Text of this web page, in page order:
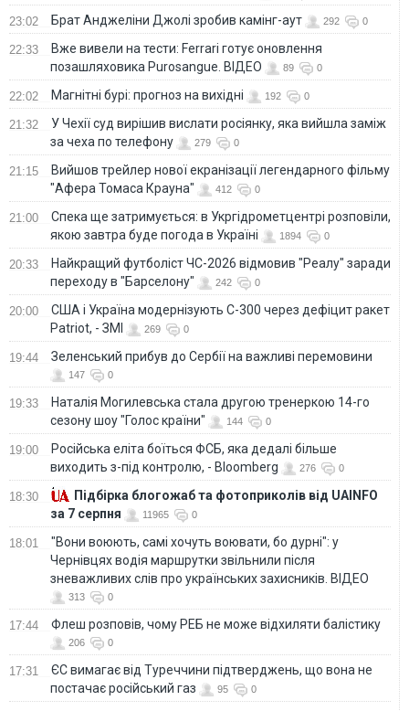
23:02 Брат Анджеліни Джолі зробив камінг-аут 292 0
22:33
Вже вивели на тести: Ferrari готує оновлення
позашляховика Purosangue. ВІДЕО
89 0
22:02 Магнітні бурі: прогноз на вихідні 192 0
21:32
У Чехії суд вирішив вислати росіянку, яка вийшла заміж
за чеха по телефону
279 0
21:15
Вийшов трейлер нової екранізації легендарного фільму
"Афера Томаса Крауна"
412 0
21:00
Спека ще затримується: в Укргідрометцентрі розповіли,
якою завтра буде погода в Україні
1894 0
20:33
Найкращий футболіст ЧС-2026 відмовив "Реалу" заради
переходу в "Барселону"
242 0
20:00
США і Україна модернізують С-300 через дефіцит ракет
Patriot, - ЗМІ
269 0
19:44 Зеленський прибув до Сербії на важливі перемовини
147 0
19:33
Наталія Могилевська стала другою тренеркою 14-го
сезону шоу "Голос країни"
144 0
19:00
Російська еліта боїться ФСБ, яка дедалі більше
виходить з-під контролю, - Bloomberg
276 0
18:30
Підбірка блогожаб та фотоприколів від UAINFO
за 7 серпня
11965 0
18:01
"Вони воюють, самі хочуть воювати, бо дурні": у
Чернівцях водія маршрутки звільнили після
зневажливих слів про українських захисників. ВІДЕО
313 0
17:44 Флеш розповів, чому РЕБ не може відхиляти балістику
206 0
17:31
ЄС вимагає від Туреччини підтверджень, що вона не
постачає російський газ
95 0